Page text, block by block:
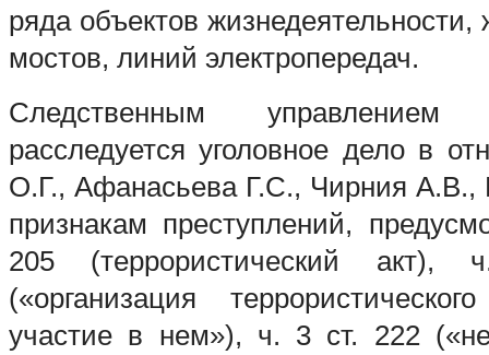
ряда объектов
мостов, линий электропередач.
Следственным
расследуется уголовное дело в
О.Г., Афанасьева Г.С., Чирния А.В.,
признакам преступлений,
205 (террористический
(«организация
участие в нем»), ч. 3 ст. 222